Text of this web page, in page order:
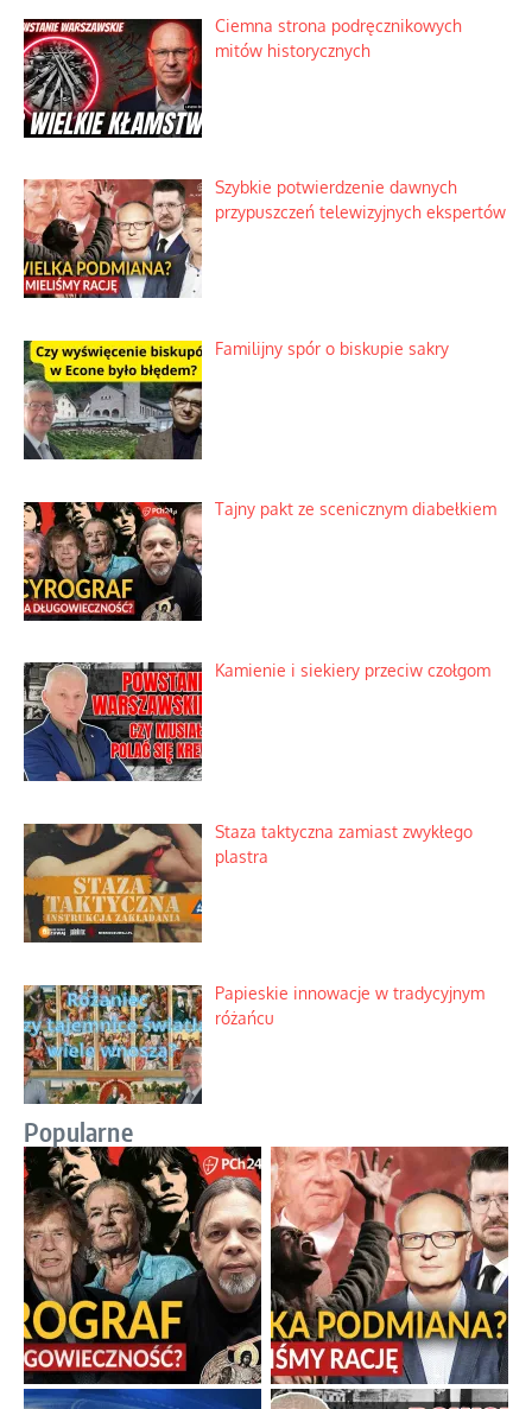
Ciemna strona podręcznikowych
mitów historycznych
Szybkie potwierdzenie dawnych
przypuszczeń telewizyjnych ekspertów
Familijny spór o biskupie sakry
Tajny pakt ze scenicznym diabełkiem
Kamienie i siekiery przeciw czołgom
Staza taktyczna zamiast zwykłego
plastra
Papieskie innowacje w tradycyjnym
różańcu
Popularne